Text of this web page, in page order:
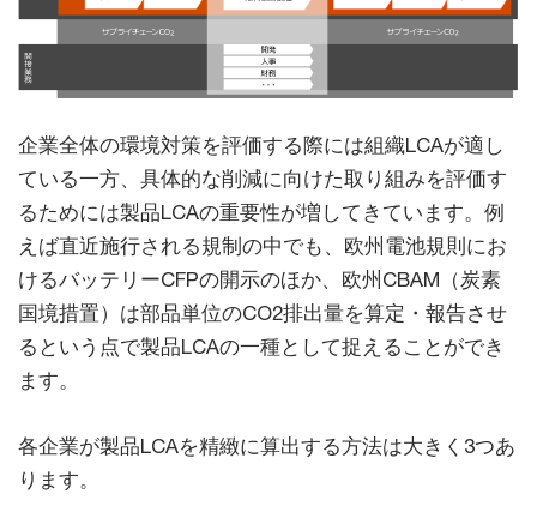
企業全体の環境対策を評価する際には組織LCAが適し
ている一方、具体的な削減に向けた取り組みを評価す
るためには製品LCAの重要性が増してきています。例
えば直近施行される規制の中でも、欧州電池規則にお
けるバッテリーCFPの開示のほか、欧州CBAM（炭素
国境措置）は部品単位のCO2排出量を算定・報告させ
るという点で製品LCAの一種として捉えることができ
ます。
各企業が製品LCAを精緻に算出する方法は大きく3つあ
ります。